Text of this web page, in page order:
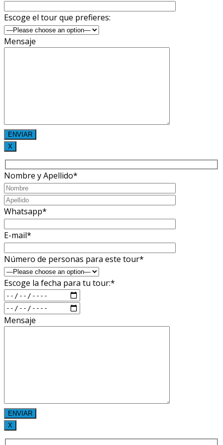
Escoge el tour que prefieres:
Mensaje
X
Nombre y Apellido*
Whatsapp*
E-mail*
Número de personas para este tour*
Escoge la fecha para tu tour:*
Mensaje
X